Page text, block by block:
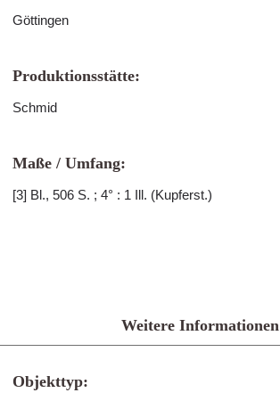
Göttingen
Produktionsstätte:
Schmid
Maße / Umfang:
[3] Bl., 506 S. ; 4° : 1 Ill. (Kupferst.)
Weitere Informationen
Objekttyp: